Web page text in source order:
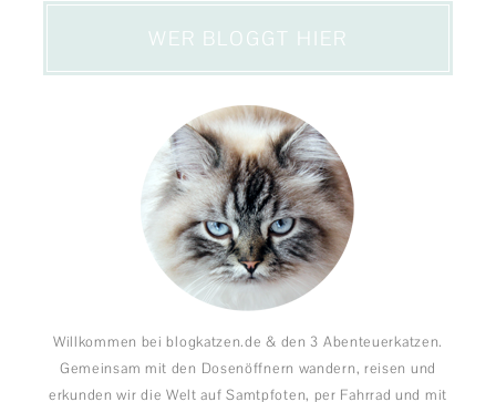
WER BLOGGT HIER
Willkommen bei blogkatzen.de & den 3 Abenteuerkatzen.
Gemeinsam mit den Dosenöffnern wandern, reisen und
erkunden wir die Welt auf Samtpfoten, per Fahrrad und mit